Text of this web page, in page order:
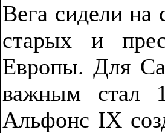
Вега сидели на
старых и
Европы. Для
важным стал
Альфонс IX